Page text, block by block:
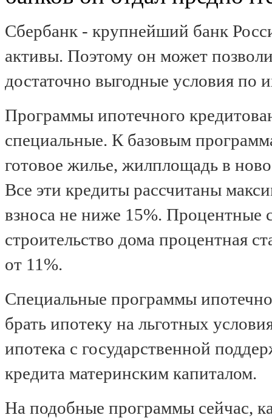
Сбербанк - крупнейший банк
активы. Поэтому он может
достаточно выгодные условия по
Программы ипотечного
специальные. К базовым
готовое жилье, жилплощадь в
Все эти кредиты рассчитаны
взноса не ниже 15%. Процентные
строительство дома процентная
от 11%.
Специальные программы
брать ипотеку на льготных
ипотека с государственной
кредита материнским капиталом.
На подобные программы сейчас,